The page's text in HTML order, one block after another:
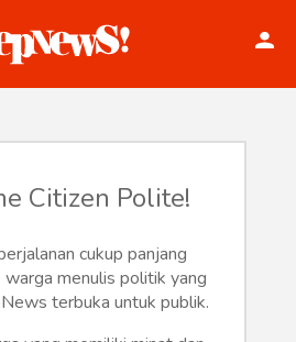
Citizen Polite!
cukup panjang
menulis politik yang
terbuka untuk publik.